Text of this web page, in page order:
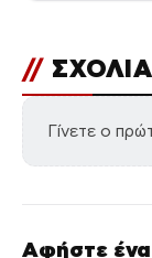
// ΣΧΟΛΙΑ
Γίνετε ο
Αφήστε ένα